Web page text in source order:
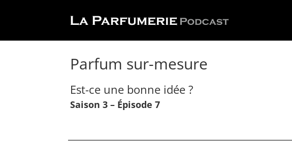
Parfum sur-mesure
Est-ce une bonne idée ?
Saison 3 – Épisode 7